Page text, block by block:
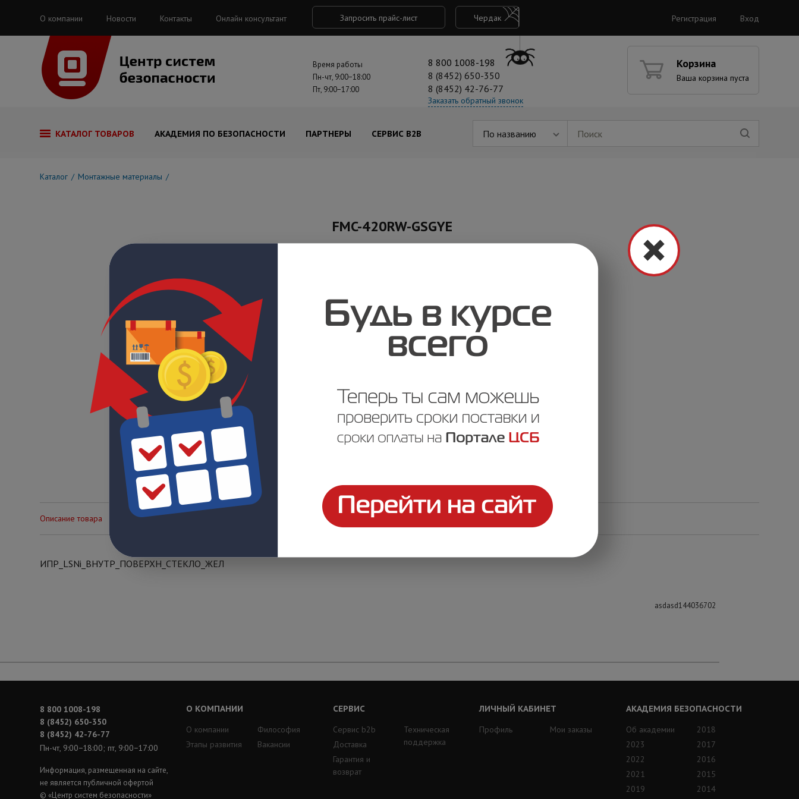
asdasd144036702
О компании Новости Контакты Онлайн консультант Запросить прайс-лист Чердак Регистрация Вход
Время работы
Пн-чт, 9:00−18:00
Пт, 9:00−17:00
8 800 1008-198
8 (8452) 650-350
8 (8452) 42-76-77
Заказать обратный звонок
Корзина
Ваша корзина пуста
КАТАЛОГ ТОВАРОВ АКАДЕМИЯ ПО БЕЗОПАСНОСТИ ПАРТНЕРЫ СЕРВИС B2B По названию
Каталог Монтажные материалы
FMC-420RW-GSGYE
Описание товара Технические характеристики
ИПР_LSNi_ВНУТР_ПОВЕРХН_СТЕКЛО_ЖЕЛ
8 800 1008-198
8 (8452) 650-350
8 (8452) 42-76-77
Пн-чт, 9:00−18:00; пт, 9:00−17:00
Информация, размещенная на сайте,
не является публичной офертой
© «Центр систем безопасности»
О КОМПАНИИ
О компании
Этапы развития
Философия
Вакансии
СЕРВИС
Сервис b2b
Доставка
Гарантия и
возврат
Техническая
поддержка
ЛИЧНЫЙ КАБИНЕТ
Профиль
Мои заказы
АКАДЕМИЯ БЕЗОПАСНОСТИ
Об академии
2023
2022
2021
2019
2018
2017
2016
2015
2014